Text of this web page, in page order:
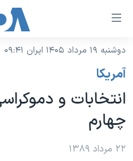
لینکهای
دسترسی
جهش
محتوای
اصلی
جهش
به
نسخه سبک وب‌سایت
موضوع ها
ایران
آمریکا
برنامه های تلویزیونی
جدول برنامه ها
دوشنبه ۱۹ مرداد ۱۴۰۵ ایران ۰۹:۴۱
آمريکا
انتخابات و
چهارم
۲۲ مرداد ۱۳۸۹